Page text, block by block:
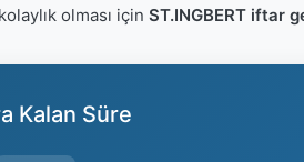
olması için ST.INGBERT iftar
Kalan Süre